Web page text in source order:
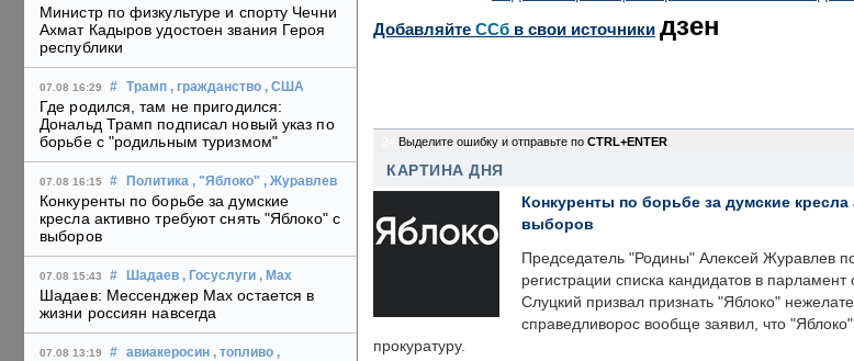
Министр по физкультуре и спорту Чечни
Ахмат Кадыров удостоен звания Героя
республики
07.08 16:29 # Трамп , гражданство , США
Где родился, там не пригодился:
Дональд Трамп подписал новый указ по
борьбе с "родильным туризмом"
07.08 16:15 # Политика , "Яблоко" , Журавлев
Конкуренты по борьбе за думские
кресла активно требуют снять "Яблоко" с
выборов
07.08 15:43 # Шадаев , Госуслуги , Max
Шадаев: Мессенджер Max остается в
жизни россиян навсегда
07.08 13:19 # авиакеросин , топливо ,
Добавляйте CСб в свои источники дзен
Выделите ошибку и отправьте по CTRL+ENTER
КАРТИНА ДНЯ
Конкуренты по борьбе за думские
выборов
Председатель "Родины" Алексей Журавлев
регистрации списка кандидатов в
Слуцкий призвал признать "Яблоко"
справедливорос вообще заявил, что
прокуратуру.